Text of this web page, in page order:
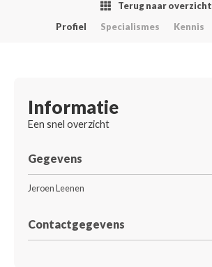
Terug naar overzicht
Profiel
Specialismes Kennis
Informatie
Een snel overzicht
Gegevens
Jeroen Leenen
Contactgegevens